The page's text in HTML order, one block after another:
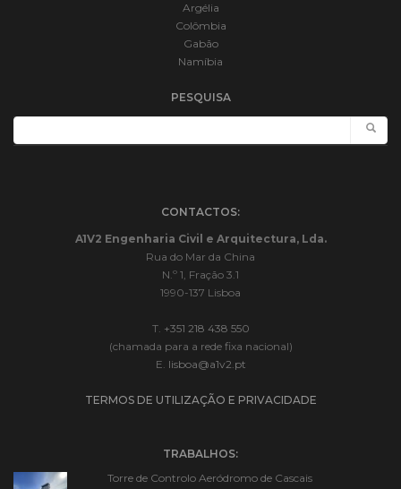
Argélia
Colômbia
Gabão
Namíbia
PESQUISA
CONTACTOS:
A1V2 Engenharia Civil e Arquitectura, Lda.
Rua do Mar da China
N.º 1, Fração 3.1
1990-137 Lisboa
T. +351 218 438 550
(chamada para a rede fixa nacional)
E. lisboa@a1v2.pt
TERMOS DE UTILIZAÇÃO E PRIVACIDADE
TRABALHOS:
Torre de Controlo Aeródromo de Cascais